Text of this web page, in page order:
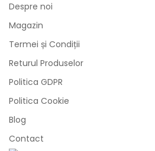
Despre noi
Magazin
Termei și Condiții
Returul Produselor
Politica GDPR
Politica Cookie
Blog
Contact